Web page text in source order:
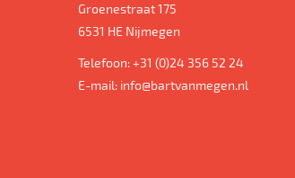
Groenestraat 175
6531 HE Nijmegen
Telefoon:+31 (0)24 356 52 24
E-mail: info@bartvanmegen.nl